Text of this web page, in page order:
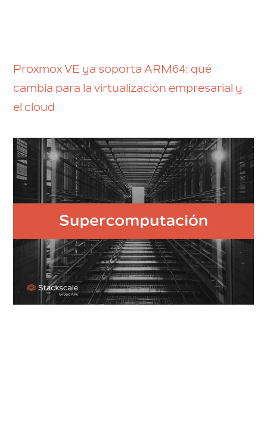
Proxmox VE ya soporta ARM64: qué
cambia para la virtualización empresarial y
el cloud